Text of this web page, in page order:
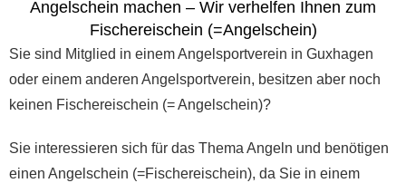
Angelschein machen – Wir verhelfen Ihnen zum
Fischereischein (=Angelschein)
Sie sind Mitglied in einem Angelsportverein in Guxhagen
oder einem anderen Angelsportverein, besitzen aber noch
keinen Fischereischein (= Angelschein)?
Sie interessieren sich für das Thema Angeln und benötigen
einen Angelschein (=Fischereischein), da Sie in einem